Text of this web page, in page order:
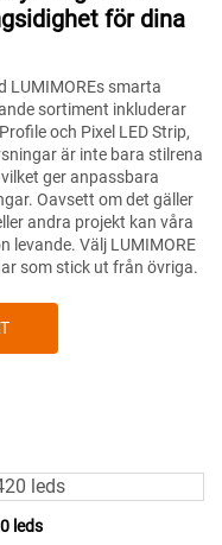
för dina
LUMIMOREs smarta
sortiment inkluderar
och Pixel LED Strip,
är inte bara stilrena
ger anpassbara
Oavsett om det gäller
andra projekt kan våra
levande. Välj LUMIMORE
som stick ut från övriga.
leds